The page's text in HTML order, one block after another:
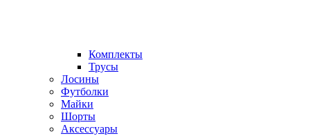
Комплекты
Трусы
Лосины
Футболки
Майки
Шорты
Аксессуары